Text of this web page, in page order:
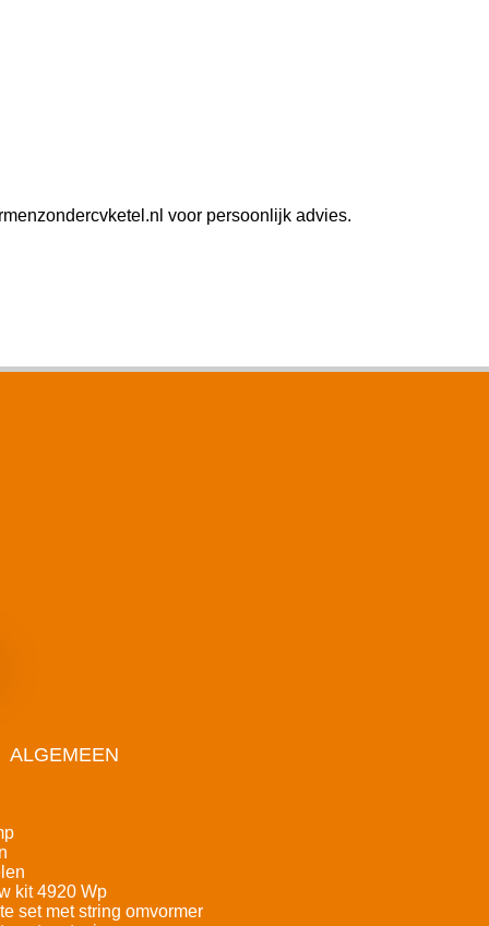
voor persoonlijk advies.
ALGEMEEN
kit 4920 Wp
set met string omvormer